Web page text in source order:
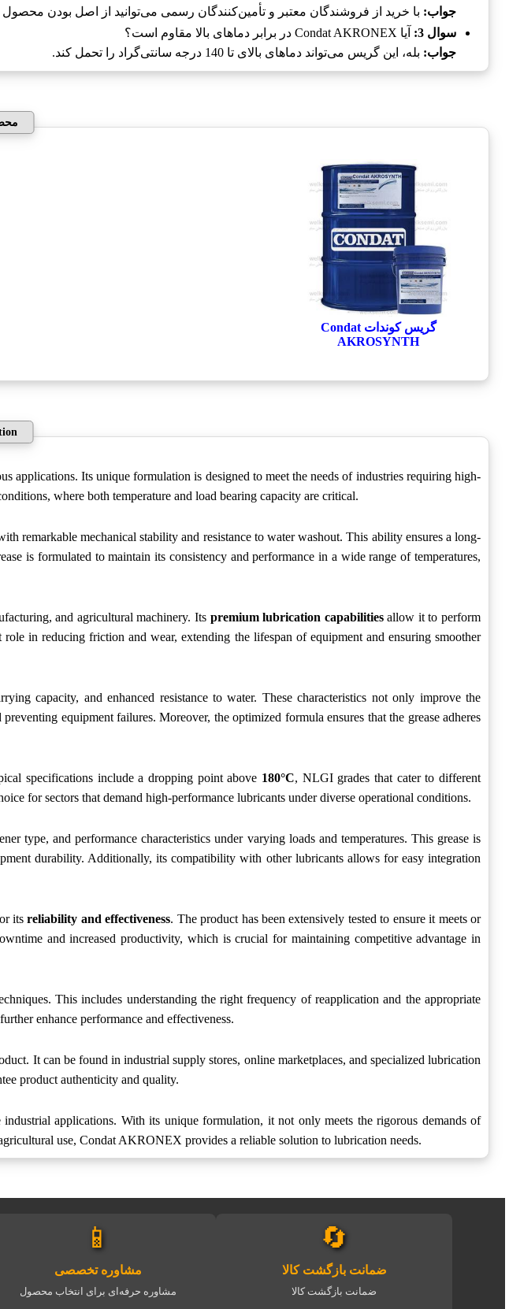
جواب: با خرید از فروشندگان معتبر و تأمین‌کنندگان رسمی می‌توانید از اصل بودن
سوال 3:
آیا Condat AKRONEX در برابر دماهای بالا مقاوم است؟
جواب: بله، این گریس می‌تواند دماهای بالای تا 140 درجه سانتی‌گراد را تحمل کند.
گریس کوندات Condat
AKROSYNTH
applications. Its unique formulation is designed to meet the needs of industries requiring high-
where both temperature and load bearing capacity are critical.
remarkable mechanical stability and resistance to water washout. This ability ensures a long-
is formulated to maintain its consistency and performance in a wide range of temperatures,
and agricultural machinery. Its premium lubrication capabilitiesallow it to perform
in reducing friction and wear, extending the lifespan of equipment and ensuring smoother
capacity, and enhanced resistance to water. These characteristics not only improve the
equipment failures. Moreover, the optimized formula ensures that the grease adheres
specifications include a dropping point above 180°C, NLGI grades that cater to different
for sectors that demand high-performance lubricants under diverse operational conditions.
type, and performance characteristics under varying loads and temperatures. This grease is
durability. Additionally, its compatibility with other lubricants allows for easy integration
itsreliability and effectiveness. The product has been extensively tested to ensure it meets or
and increased productivity, which is crucial for maintaining competitive advantage in
This includes understanding the right frequency of reapplication and the appropriate
enhance performance and effectiveness.
It can be found in industrial supply stores, online marketplaces, and specialized lubrication
product authenticity and quality.
industrial applications. With its unique formulation, it not only meets the rigorous demands of
use, Condat AKRONEX provides a reliable solution to lubrication needs.
🔄
ضمانت بازگشت کالا
ضمانت بازگشت کالا
📱
مشاوره تخصصی
مشاوره حرفه‌ای برای انتخاب محصول